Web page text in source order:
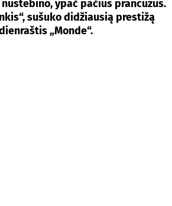
ypač pačius prancūzus.
sušuko didžiausią prestižą
„Monde“.